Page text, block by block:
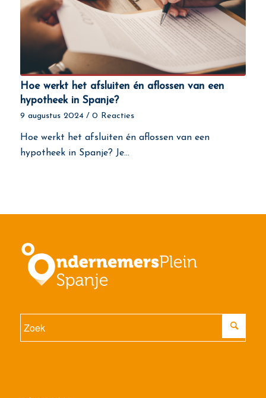
Hoe werkt het afsluiten én aflossen van een
hypotheek in Spanje?
9 augustus 2024 / 0 Reacties
Hoe werkt het afsluiten én aflossen van een
hypotheek in Spanje? Je…